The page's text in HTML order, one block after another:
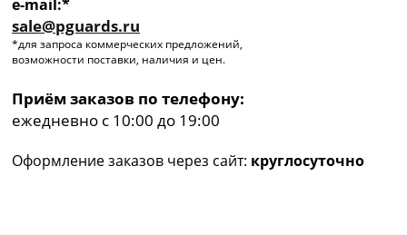
e-mail:*
sale@pguards.ru
*для запроса коммерческих предложений,
возможности поставки, наличия и цен.
Приём заказов по телефону:
ежедневно с 10:00 до 19:00
Оформление заказов через сайт: круглосуточно